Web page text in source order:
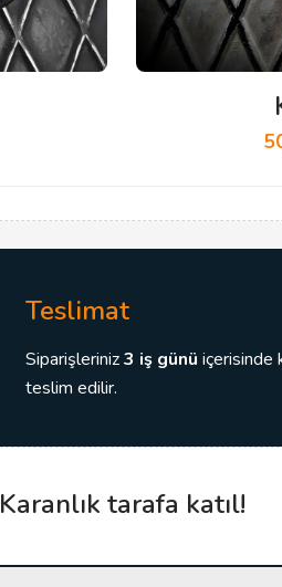
Teslimat
Siparişleriniz3 iş günü içerisinde
teslim edilir.
Karanlık tarafa katıl!